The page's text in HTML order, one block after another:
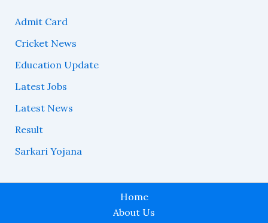
Admit Card
Cricket News
Education Update
Latest Jobs
Latest News
Result
Sarkari Yojana
Home
About Us